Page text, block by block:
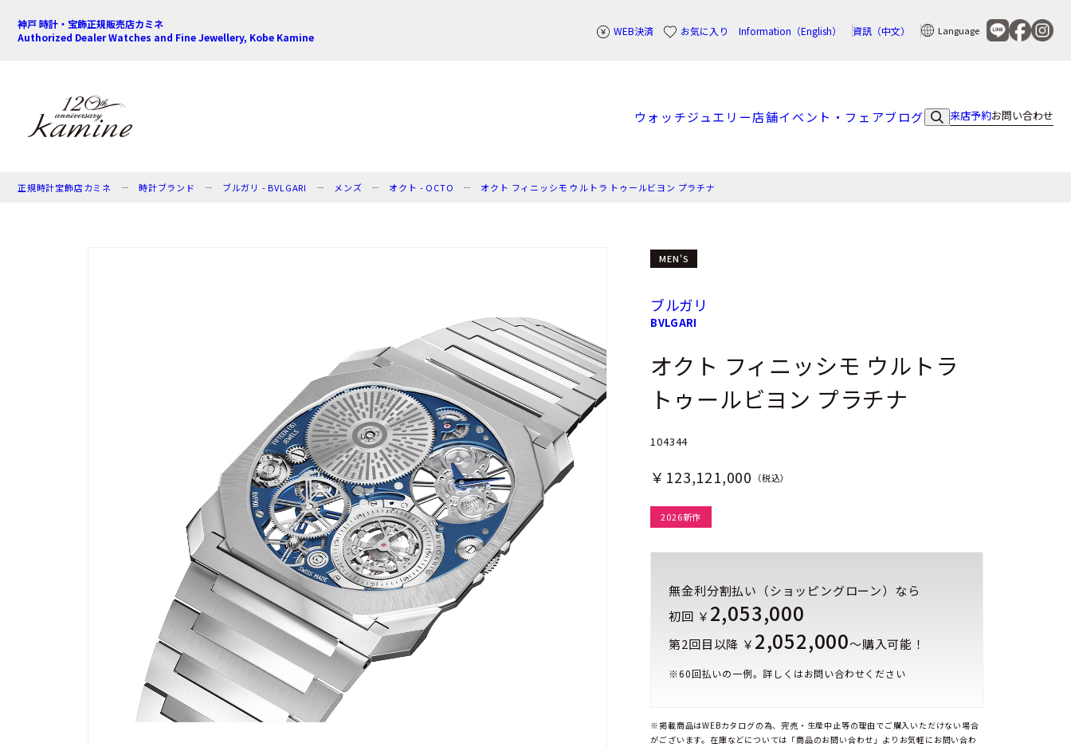
神戸 時計・宝飾正規販売店カミネ
Authorized Dealer Watches and Fine Jewellery, Kobe Kamine
WEB決済 お気に入り Information（English） 資訊（中文） Language
ウォッチジュエリー店舗イベント・フェアブログ 来店予約お問い合わせ
正規時計宝飾店カミネ 時計ブランド ブルガリ - BVLGARI メンズ オクト - OCTO オクト フィニッシモ ウルトラ トゥールビヨン プラチナ
MEN'S
ブルガリ
BVLGARI
オクト フィニッシモ ウルトラ
トゥールビヨン プラチナ
104344
￥123,121,000 （税込）
2026新作
無金利分割払い（ショッピングローン）なら
初回 ￥ 2,053,000
第2回目以降 ￥ 2,052,000～購入可能！
※60回払いの一例。詳しくはお問い合わせください
※掲載商品はWEBカタログの為、完売・生産中止等の理由でご購入いただけない場合
がございます。在庫などについては「商品のお問い合わせ」よりお気軽にお問い合わ